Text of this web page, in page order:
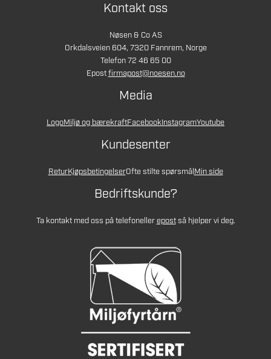
Kontakt oss
Nøsen & Co AS
Orkdalsveien 604, 7320 Fannrem, Norge
Telefon 72 46 65 00
Epostfirmapost@noesen.no
Media
LogoMiljø og bærekraftFacebookInstagramYoutube
Kundesenter
ReturKjøpsbetingelserOfte stilte spørsmålMin side
Bedriftskunde?
Ta kontakt med oss på telefonellerepostså hjelper vi deg.